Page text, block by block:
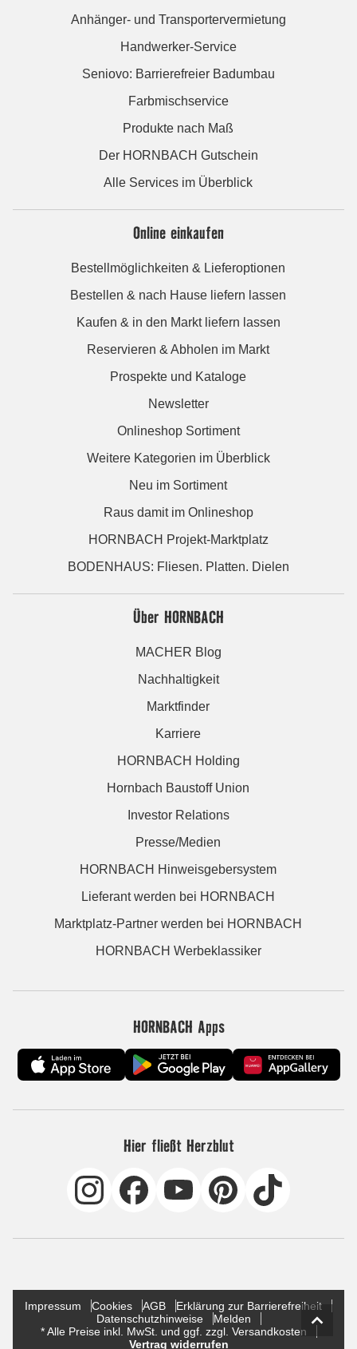
Anhänger- und Transportervermietung
Handwerker-Service
Seniovo: Barrierefreier Badumbau
Farbmischservice
Produkte nach Maß
Der HORNBACH Gutschein
Alle Services im Überblick
Online einkaufen
Bestellmöglichkeiten & Lieferoptionen
Bestellen & nach Hause liefern lassen
Kaufen & in den Markt liefern lassen
Reservieren & Abholen im Markt
Prospekte und Kataloge
Newsletter
Onlineshop Sortiment
Weitere Kategorien im Überblick
Neu im Sortiment
Raus damit im Onlineshop
HORNBACH Projekt-Marktplatz
BODENHAUS: Fliesen. Platten. Dielen
Über HORNBACH
MACHER Blog
Nachhaltigkeit
Marktfinder
Karriere
HORNBACH Holding
Hornbach Baustoff Union
Investor Relations
Presse/Medien
HORNBACH Hinweisgebersystem
Lieferant werden bei HORNBACH
Marktplatz-Partner werden bei HORNBACH
HORNBACH Werbeklassiker
HORNBACH Apps
Hier fließt Herzblut
Impressum Cookies AGB
Erklärung zur Barrierefreiheit
Datenschutzhinweise
Melden
* Alle Preise inkl. MwSt. und ggf. zzgl. Versandkosten
Vertrag widerrufen